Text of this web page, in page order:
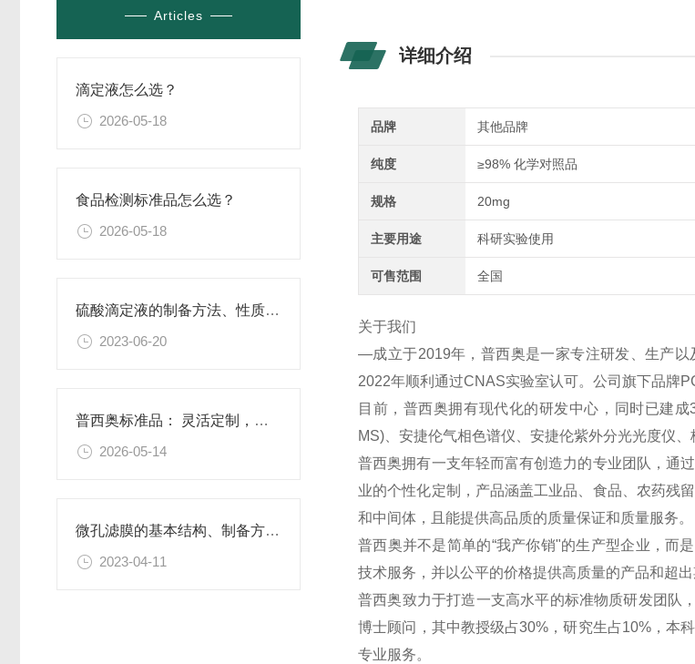
Articles
滴定液怎么选？
2026-05-18
食品检测标准品怎么选？
2026-05-18
硫酸滴定液的制备方法、性质、使用注意事项以及应用领域
2023-06-20
普西奥标准品： 灵活定制，满足特殊需求
2026-05-14
微孔滤膜的基本结构、制备方法、性能特点以及应用领域
2023-04-11
详细介绍
品牌 其他品牌
纯度 ≥98% 化学对照品
规格 20mg
主要用途 科研实验使用
可售范围 全国
关于我们
—成立于2019年，普西奥是一家专注研发、生产
2022年顺利通过CNAS实验室认可。公司旗下品牌
目前，普西奥拥有现代化的研发中心，同时已建
MS)、安捷伦气相色谱仪、安捷伦紫外分光光度仪
普西奥拥有一支年轻而富有创造力的专业团队，通
业的个性化定制，产品涵盖工业品、食品、农药残
和中间体，且能提供高品质的质量保证和质量服务。
普西奥并不是简单的“我产你销"的生产型企业，而
技术服务，并以公平的价格提供高质量的产品和超出
普西奥致力于打造一支高水平的标准物质研发团队
博士顾问，其中教授级占30%，研究生占10%，本
专业服务。